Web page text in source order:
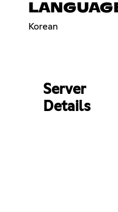
Korean
Server
Details